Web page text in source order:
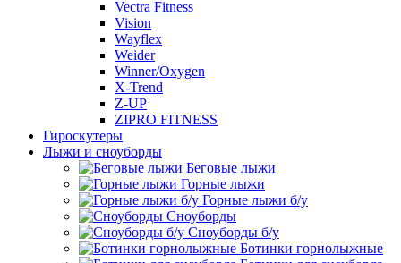
Vectra Fitness
Vision
Wayflex
Weider
Winner/Oxygen
X-Trend
Z-UP
ZIPRO FITNESS
Гироскутеры
Лыжи и сноуборды
Беговые лыжи
Горные лыжи
Горные лыжи б/у
Сноуборды
Сноуборды б/у
Ботинки горнолыжные